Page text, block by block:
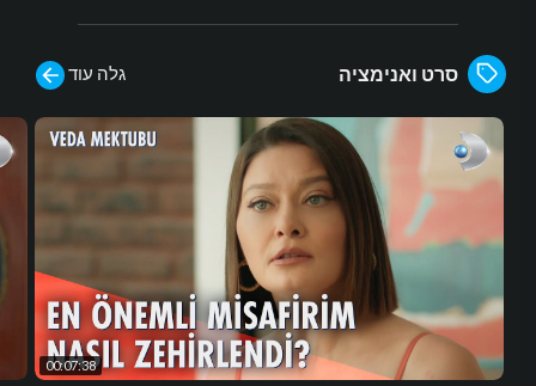
סרט ואנימציה גלה עוד
00:07:38